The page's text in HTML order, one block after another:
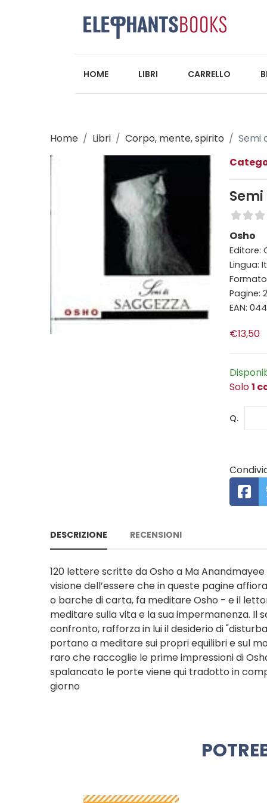
HOME LIBRI CARRELLO
Home Libri Corpo, mente, spirito
Semi
Osho
Editore:
Lingua:
Pagine:
EAN:
€13,50
Solo1
Q.
DESCRIZIONE RECENSIONI
120 lettere scritte da Osho a Ma
visione dell’essere che in queste pagine
o barche di carta, fa meditare Osho - e il
meditare sulla vita e la sua impermanenza. Il
confronto, rafforza in lui il desiderio di
portano a meditare sui propri equilibri e sul
raro che raccoglie le prime impressioni di
spalancato le porte viene qui tradotto in
giorno